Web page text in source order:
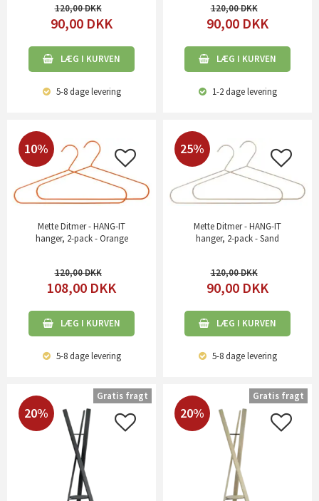
120,00
90,00 DKK
LÆG I KURVEN
5-8 dagelevering
120,00
90,00 DKK
LÆG I KURVEN
1-2 dagelevering
10%
Mette Ditmer - HANG-IT
hanger, 2-pack - Orange
120,00
108,00 DKK
LÆG I KURVEN
5-8 dagelevering
25%
Mette Ditmer - HANG-IT
hanger, 2-pack - Sand
120,00
90,00 DKK
LÆG I KURVEN
5-8 dagelevering
20%
Gratis fragt
20%
Gratis fragt